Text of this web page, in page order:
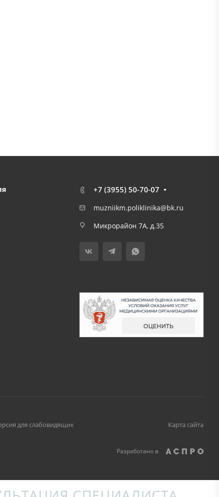
+7 (3955) 50-70-07
muzniikm.poliklinika@bk.ru
Микрорайон 7А, д.35
для слабовидящих Карта сайта
Разработано в